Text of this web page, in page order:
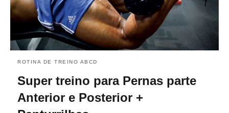
ROTINA DE TREINO ABCD
Super treino para Pernas parte
Anterior e Posterior +